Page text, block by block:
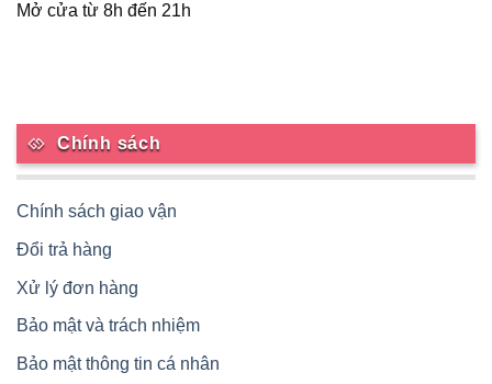
Mở cửa từ 8h đến 21h
Chính sách
Chính sách giao vận
Đổi trả hàng
Xử lý đơn hàng
Bảo mật và trách nhiệm
Bảo mật thông tin cá nhân